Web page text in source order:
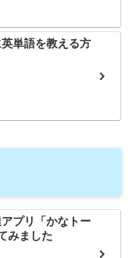
単語を教える方
プリ「かなトー
みました